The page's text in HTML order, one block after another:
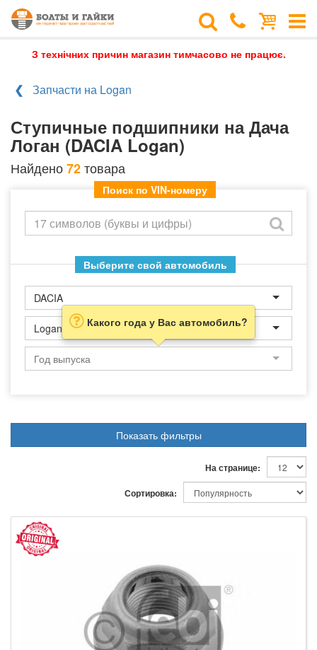
З технічних причин магазин тимчасово не працює.
Запчасти на Logan
Ступичные подшипники на Дача
Логан (DACIA Logan)
Найдено72товара
Поиск по VIN-номеру
Выберите свой автомобиль
DACIA
Logan Какого года у Вас автомобиль?
Показать фильтры
На странице:
Сортировка: